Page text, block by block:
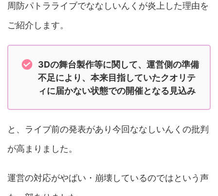
周防パトラライブでななしいんくが炎上した理由を
ご紹介します。
3Dの舞台製作等に関して、運営側の準備
不足により、本来目指していたクオリテ
ィに届かない状態での開催となる見込み
と、ライブ前の発表があり今回ななしいんくの批判
が高まりました。
運営の対応がやばい・崩壊しているのではという声